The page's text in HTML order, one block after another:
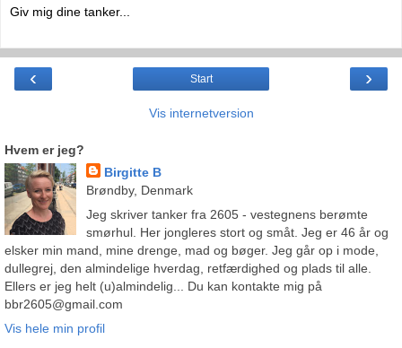
Giv mig dine tanker...
‹ ›
Start
Vis internetversion
Hvem er jeg?
Birgitte B
Brøndby, Denmark
Jeg skriver tanker fra 2605 - vestegnens berømte
smørhul. Her jongleres stort og småt. Jeg er 46 år og
elsker min mand, mine drenge, mad og bøger. Jeg går op i mode,
dullegrej, den almindelige hverdag, retfærdighed og plads til alle.
Ellers er jeg helt (u)almindelig... Du kan kontakte mig på
bbr2605@gmail.com
Vis hele min profil